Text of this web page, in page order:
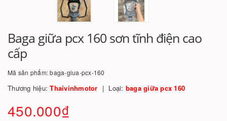
Baga giữa pcx 160 sơn tĩnh điện cao
cấp
Mã sản phẩm:baga-giua-pcx-160
Thương hiệu:Thaivinhmotor Loại: baga giữa pcx 160
450.000₫